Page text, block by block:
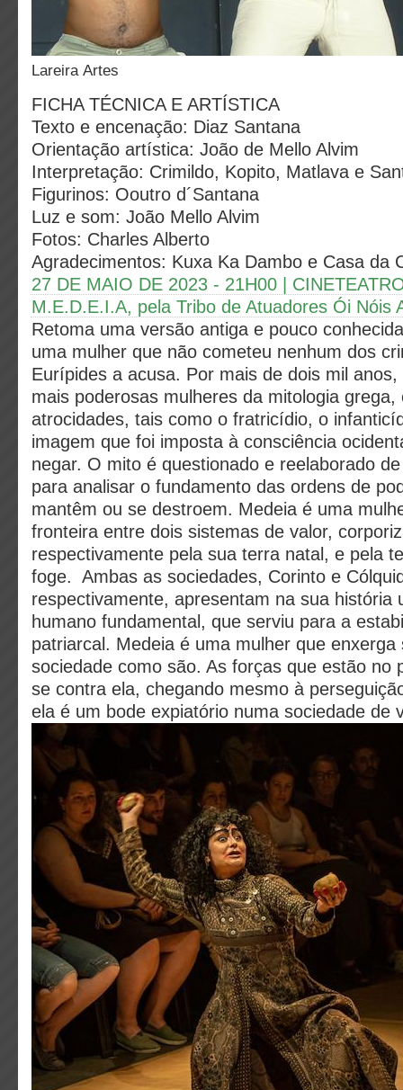
Lareira Artes
FICHA TÉCNICA E ARTÍSTICA
Texto e encenação: Diaz Santana
Orientação artística: João de Mello Alvim
Interpretação: Crimildo, Kopito, Matlava e
Figurinos: Ooutro d´Santana
Luz e som: João Mello Alvim
Fotos: Charles Alberto
Agradecimentos: Kuxa Ka Dambo e Casa da
27 DE MAIO DE 2023 - 21H00 |
M.E.D.E.I.A, pela Tribo de Atuadores Ói Nóis
Retoma uma versão antiga e pouco
uma mulher que não cometeu nenhum dos
Eurípides a acusa. Por mais de dois mil
mais poderosas mulheres da mitologia
atrocidades, tais como o fratricídio, o
imagem que foi imposta à consciência
negar. O mito é questionado e reelaborado
para analisar o fundamento das ordens de
mantêm ou se destroem. Medeia é uma
fronteira entre dois sistemas de valor,
respectivamente pela sua terra natal, e pela
foge. Ambas as sociedades, Corinto e
respectivamente, apresentam na sua história
humano fundamental, que serviu para a
patriarcal. Medeia é uma mulher que
sociedade como são. As forças que estão no
se contra ela, chegando mesmo à
ela é um bode expiatório numa sociedade de